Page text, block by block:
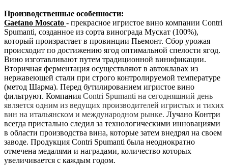
Производственные особенности:
Gaetano Moscato - прекрасное игристое вино компании Contri
Spumanti, созданное из сорта винограда Мускат (100%),
который произрастает в провинции Пьемонт. Сбор урожая
происходит по достижению ягод оптимальной спелости ягод.
Вино изготавливают путем традиционной винификации.
Вторичная ферментация осуществляют в автоклавах из
нержавеющей стали при строго контролируемой температуре
(метод Шарма). Перед бутилированием игристое вино
фильтруют. Компания Contri Spumanti на сегодняшний день
является одним из ведущих производителей игристых и тихих
вин на итальянском и международном рынке. Лучано Контри
всегда пристально следил за технологическими инновациями
в области производства вина, которые затем внедрял на своем
заводе. Продукция Contri Spumanti была неоднократно
отмечена медалями и наградами, количество которых
увеличивается с каждым годом.